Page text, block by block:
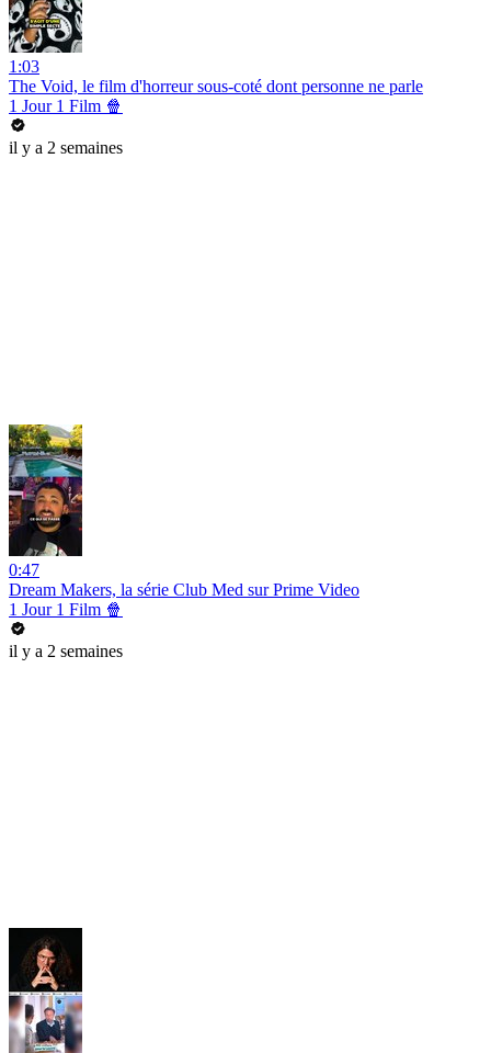
1:03
The Void, le film d'horreur sous-coté dont personne ne parle
1 Jour 1 Film 🍿
il y a 2 semaines
0:47
Dream Makers, la série Club Med sur Prime Video
1 Jour 1 Film 🍿
il y a 2 semaines